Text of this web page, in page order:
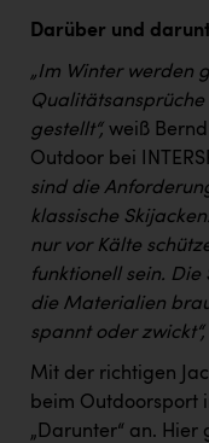
Darüber und
„Im Winter werden
gestellt“, weiß
Outdoor bei
sind die
klassische
nur vor Kälte
funktionell sein. Die
die Materialien
spannt oder zwickt“,
Mit der richtigen
beim Outdoorsport
„Darunter“ an.